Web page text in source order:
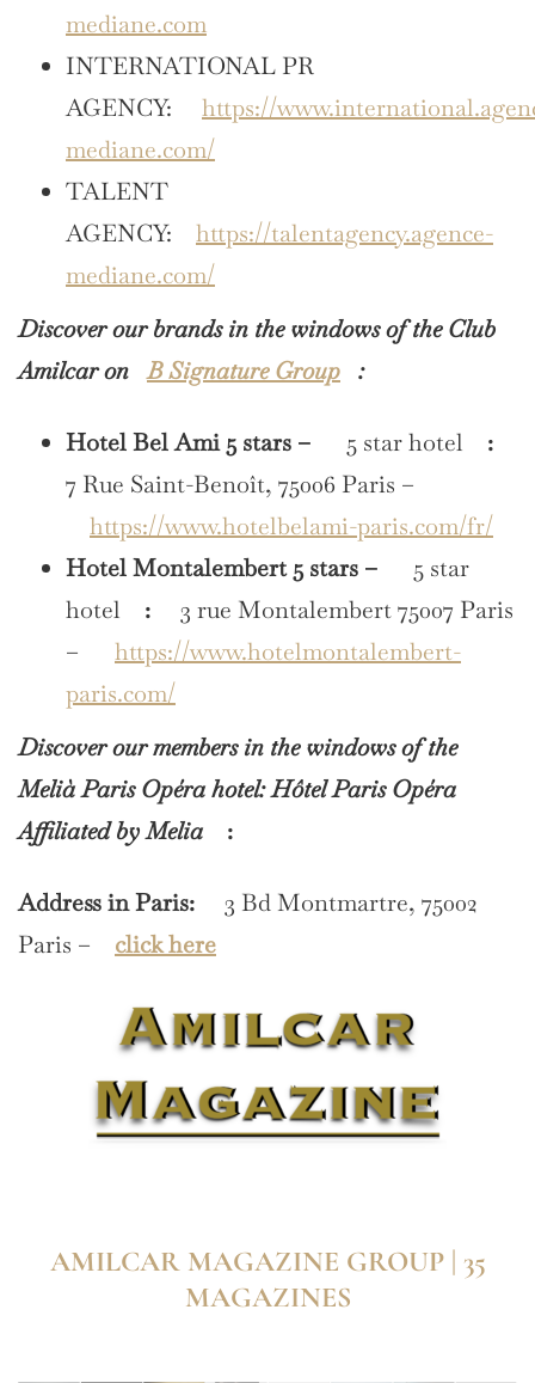
mediane.com
INTERNATIONAL PR
AGENCY: https://
mediane.com/
TALENT
AGENCY: https://talentagency.agence-
mediane.com/
Discover our brands in the windows of the Club
Amilcar onB Signature Group :
Hotel Bel Ami 5 stars – 5 star hotel :
7 Rue Saint-Benoît, 75006 Paris –
https://www.hotelbelami-paris.com/fr/
Hotel Montalembert 5 stars –
5 star
hotel : 3 rue Montalembert 75007 Paris
– https://www.hotelmontalembert-
paris.com/
Discover our members in the windows of the
Melià Paris Opéra hotel: Hôtel Paris Opéra
Affiliated by Melia
:
Address in Paris:
3 Bd Montmartre, 75002
Paris – click here
AMILCAR MAGAZINE GROUP | 35
MAGAZINES